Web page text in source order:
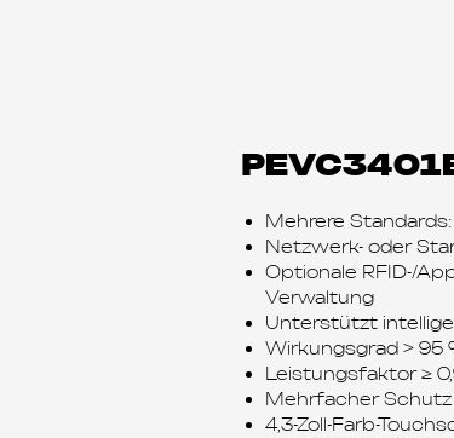
Mehrere Standards:
Netzwerk- oder
Optionale RFID-/
Verwaltung
Unterstützt
Wirkungsgrad > 95
Leistungsfaktor ≥
Mehrfacher
4,3-Zoll-Farb-